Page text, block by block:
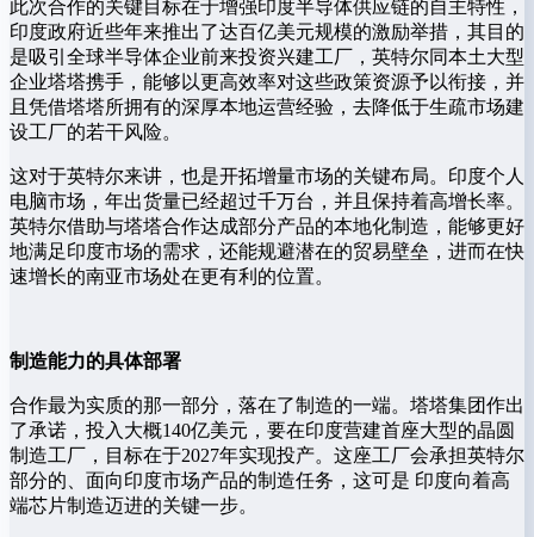
此次合作的关键目标在于增强印度半导体供应链的自主特性，
印度政府近些年来推出了达百亿美元规模的激励举措，其目的
是吸引全球半导体企业前来投资兴建工厂，英特尔同本土大型
企业塔塔携手，能够以更高效率对这些政策资源予以衔接，并
且凭借塔塔所拥有的深厚本地运营经验，去降低于生疏市场建
设工厂的若干风险。
这对于英特尔来讲，也是开拓增量市场的关键布局。印度个人
电脑市场，年出货量已经超过千万台，并且保持着高增长率。
英特尔借助与塔塔合作达成部分产品的本地化制造，能够更好
地满足印度市场的需求，还能规避潜在的贸易壁垒，进而在快
速增长的南亚市场处在更有利的位置。
制造能力的具体部署
合作最为实质的那一部分，落在了制造的一端。塔塔集团作出
了承诺，投入大概140亿美元，要在印度营建首座大型的晶圆
制造工厂，目标在于2027年实现投产。这座工厂会承担英特尔
部分的、面向印度市场产品的制造任务，这可是 印度向着高
端芯片制造迈进的关键一步。